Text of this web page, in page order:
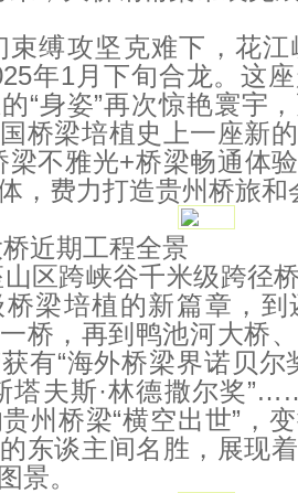
束缚攻坚克难下，花
年1月下旬合龙。这
“身姿”再次惊艳寰宇
桥梁培植史上一座新
梁不雅光+桥梁畅通体
，费力打造贵州桥旅和
近期工程全景
山区跨峡谷千米级跨
梁培植的新篇章，
桥，再到鸭池河大桥
有“海外桥梁界诺贝尔
塔夫斯·林德撒尔奖
贵州桥梁“横空出世”，
东谈主间名胜，展现
景。